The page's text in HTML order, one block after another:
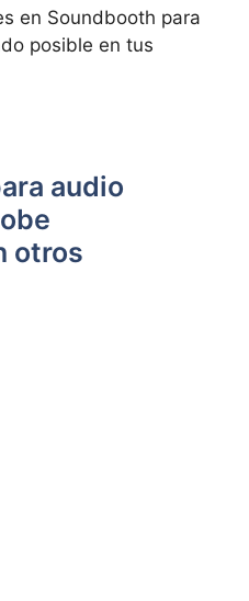
en Soundbooth para
posible en tus⁤
audio
otros